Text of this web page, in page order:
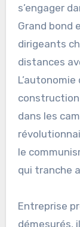
s’engager
Grand bond
dirigeants
distances
dans les
le
qui tranche
Entreprise
démesurés,